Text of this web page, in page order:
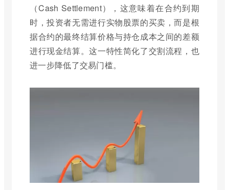
（Cash Settlement），这意味着在合约到期
时，投资者无需进行实物股票的买卖，而是根
据合约的最终结算价格与持仓成本之间的差额
进行现金结算。这一特性简化了交割流程，也
进一步降低了交易门槛。